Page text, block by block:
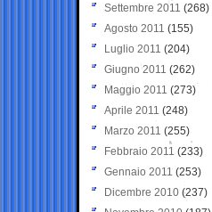
Settembre 2011 (268)
Agosto 2011 (155)
Luglio 2011 (204)
Giugno 2011 (262)
Maggio 2011 (273)
Aprile 2011 (248)
Marzo 2011 (255)
Febbraio 2011 (233)
Gennaio 2011 (253)
Dicembre 2010 (237)